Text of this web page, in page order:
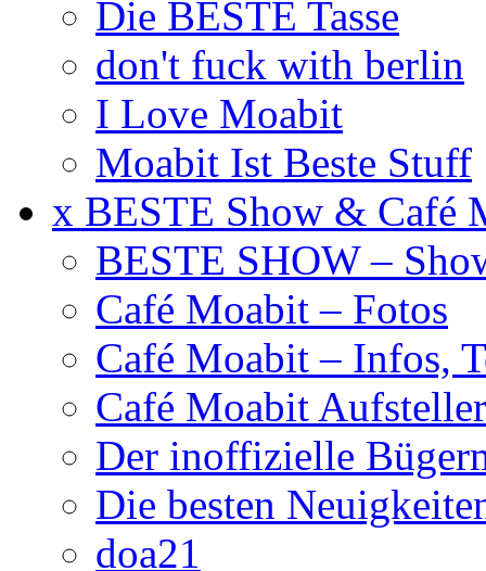
Die BESTE Tasse
don't fuck with berlin
I Love Moabit
Moabit Ist Beste Stuff
x BESTE Show & Café
BESTE SHOW –
Café Moabit – Fotos
Café Moabit – Infos,
Café Moabit Aufsteller
Der inoffizielle
Die besten
doa21